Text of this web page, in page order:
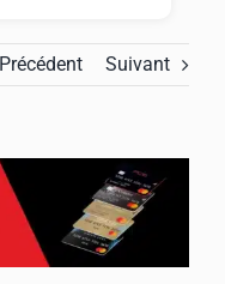
Précédent Suivant